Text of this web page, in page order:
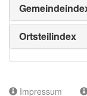
Ortsteilindex
Impressum